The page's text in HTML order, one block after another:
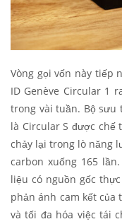
Vòng gọi vốn này tiếp
ID Genève Circular 1
trong vài tuần. Bộ sưu
là Circular S được chế
chảy lại trong lò năng
carbon xuống 165
liệu có nguồn gốc
phản ánh cam kết
và tối đa hóa việc tái